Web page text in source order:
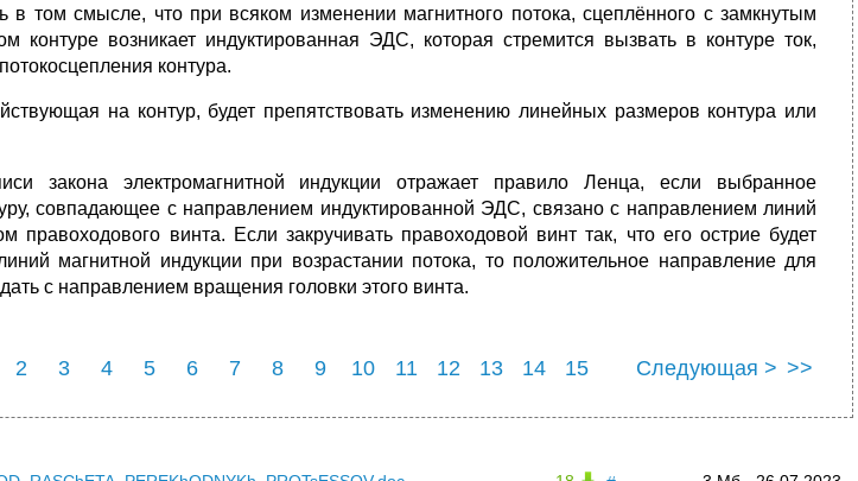
в том смысле, что при всяком изменении магнитного потока, сцеплённого с замкнутым
контуре возникает индуктированная ЭДС, которая стремится вызвать в контуре ток,
контура.
на контур, будет препятствовать изменению линейных размеров контура или
закона электромагнитной индукции отражает правило Ленца, если выбранное
совпадающее с направлением индуктированной ЭДС, связано с направлением линий
правоходового винта. Если закручивать правоходовой винт так, что его острие будет
магнитной индукции при возрастании потока, то положительное направление для
с направлением вращения головки этого винта.
2 3 4 5 6 7 8 9 10 11 12 13 14
15
Следующая > >>